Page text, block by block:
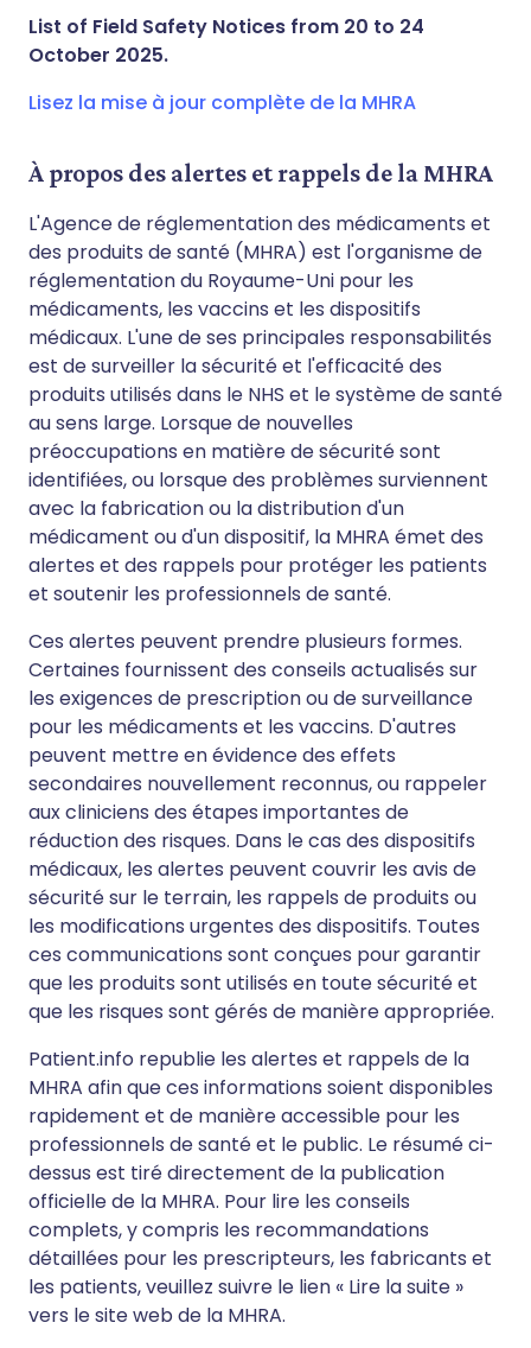
Partager via WhatsApp
🇸🇦 عربي 🇸🇪 Svenska
List of Field Safety Notices from 20 to 24
October 2025.
Lisez la mise à jour complète de la MHRA
À propos des alertes et rappels de la MHRA
L'Agence de réglementation des médicaments et
des produits de santé (MHRA) est l'organisme de
réglementation du Royaume-Uni pour les
médicaments, les vaccins et les dispositifs
médicaux. L'une de ses principales responsabilités
est de surveiller la sécurité et l'efficacité des
produits utilisés dans le NHS et le système de santé
au sens large. Lorsque de nouvelles
préoccupations en matière de sécurité sont
identifiées, ou lorsque des problèmes surviennent
avec la fabrication ou la distribution d'un
médicament ou d'un dispositif, la MHRA émet des
alertes et des rappels pour protéger les patients
et soutenir les professionnels de santé.
Ces alertes peuvent prendre plusieurs formes.
Certaines fournissent des conseils actualisés sur
les exigences de prescription ou de surveillance
pour les médicaments et les vaccins. D'autres
peuvent mettre en évidence des effets
secondaires nouvellement reconnus, ou rappeler
aux cliniciens des étapes importantes de
réduction des risques. Dans le cas des dispositifs
médicaux, les alertes peuvent couvrir les avis de
sécurité sur le terrain, les rappels de produits ou
les modifications urgentes des dispositifs. Toutes
ces communications sont conçues pour garantir
que les produits sont utilisés en toute sécurité et
que les risques sont gérés de manière appropriée.
Patient.info republie les alertes et rappels de la
MHRA afin que ces informations soient disponibles
rapidement et de manière accessible pour les
professionnels de santé et le public. Le résumé ci-
dessus est tiré directement de la publication
officielle de la MHRA. Pour lire les conseils
complets, y compris les recommandations
détaillées pour les prescripteurs, les fabricants et
les patients, veuillez suivre le lien « Lire la suite »
vers le site web de la MHRA.